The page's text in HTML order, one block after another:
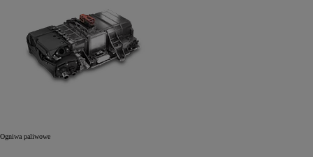
Ogniwa paliwowe